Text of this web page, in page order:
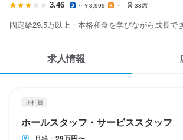
検索履歴・保存した条件
ヘルプ・お問い合わせフォーム
3.46 ～￥3,999 － 38席
固定給29.5万以上・本格和食を学びながら成長で
求人情報
正社員
ホールスタッフ・サービススタッフ
月給：
給与・賞与・インセンティブ
・毎月の売上に応じたインセンティブあり（
5,000円支給）
→安定した固定給に加えて、毎月＋決算賞与で
勤務時間
シフト制
給与・賞与・インセンティブ
・毎月の売上に応じたインセンティブあり（
5,000円支給）
→安定した固定給に加えて、毎月＋決算賞与で
勤務時間
シフト制
勤務時間
終電考慮あり ダブルワーク・副業OK
週1日からOK
週2日からOK 週4日以上OK
休日・休暇
勤務時間
終電考慮あり ダブルワーク・副業OK
週1日からOK
週2日からOK 週4日以上OK
・年末年始休暇あり